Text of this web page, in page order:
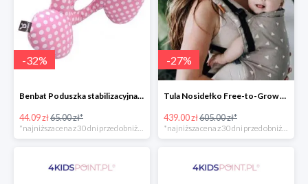
-32%
Benbat Poduszka stabilizacyjna Pink/Dots
44.09 zł65.00 zł*
-27%
Tula Nosidełko Free-to-Grow Sleepy Dust
439.00 zł605.00 zł*